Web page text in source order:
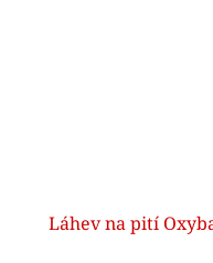
Láhev na pití